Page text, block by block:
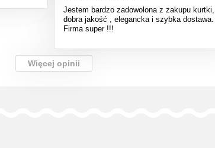
Jestem bardzo zadowolona z zakupu kurtki,
dobra jakość , elegancka i szybka dostawa.
Firma super !!!
Więcej opinii